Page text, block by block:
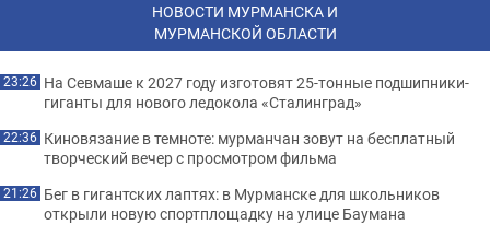
НОВОСТИ МУРМАНСКА И
МУРМАНСКОЙ ОБЛАСТИ
23:26 На Севмаше к 2027 году изготовят 25-тонные подшипники-
гиганты для нового ледокола «Сталинград»
22:36 Киновязание в темноте: мурманчан зовут на бесплатный
творческий вечер с просмотром фильма
21:26 Бег в гигантских лаптях: в Мурманске для школьников
открыли новую спортплощадку на улице Баумана